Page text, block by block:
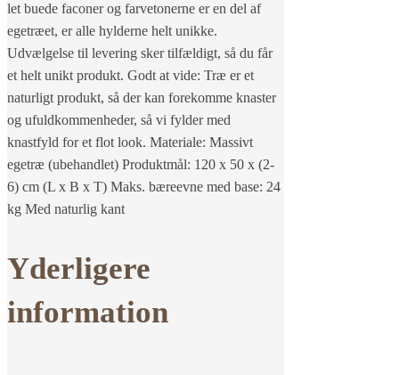
let buede faconer og farvetonerne er en del af
egetræet, er alle hylderne helt unikke.
Udvælgelse til levering sker tilfældigt, så du får
et helt unikt produkt. Godt at vide: Træ er et
naturligt produkt, så der kan forekomme knaster
og ufuldkommenheder, så vi fylder med
knastfyld for et flot look. Materiale: Massivt
egetræ (ubehandlet) Produktmål: 120 x 50 x (2-
6) cm (L x B x T) Maks. bæreevne med base: 24
kg Med naturlig kant
Yderligere
information